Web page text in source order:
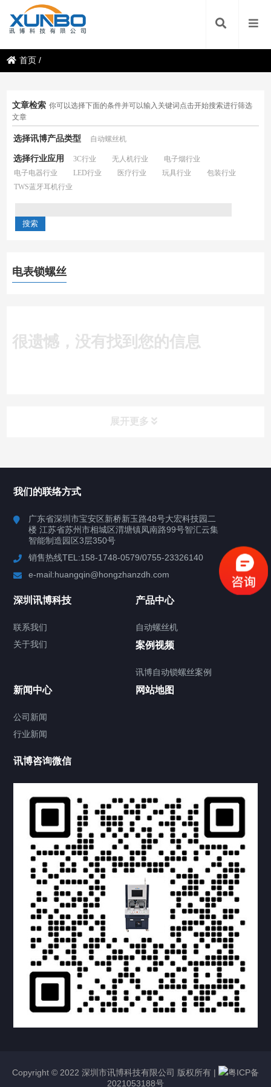
首页 /
文章检索 你可以选择下面的条件并可以输入关键词点击开始搜索进行筛选
文章
选择讯博产品类型 自动螺丝机
选择行业应用 3C行业 无人机行业
电子烟行业
电子电器行业
LED行业 医疗行业 玩具行业
包装行业
TWS蓝牙耳机行业
电表锁螺丝
很遗憾，没有找到您的信息
展开更多
行业案例
联系我们
关于我们
提交您的需求，获取产品资料与报价
我们的联络方式
广东省深圳市宝安区新桥新玉路48号大宏科技园二
楼 江苏省苏州市相城区渭塘镇凤南路99号智汇云集
智能制造园区3层350号
销售热线TEL:158-1748-0579/0755-23326140
e-mail:huangqin@hongzhanzdh.com
深圳讯博科技
联系我们
关于我们
产品中心
自动螺丝机
案例视频
讯博自动锁螺丝案例
新闻中心
公司新闻
行业新闻
网站地图
讯博咨询微信
Copyright © 2022 深圳市讯博科技有限公司 版权所有 |
粤ICP备
2021053188号